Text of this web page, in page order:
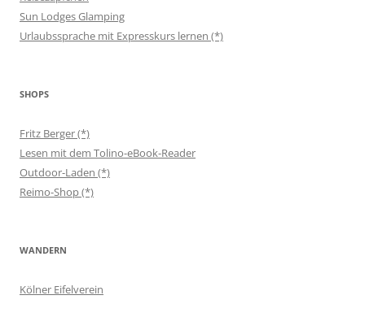
Sun Lodges Glamping
Urlaubssprache mit Expresskurs lernen (*)
SHOPS
Fritz Berger (*)
Lesen mit dem Tolino-eBook-Reader
Outdoor-Laden (*)
Reimo-Shop (*)
WANDERN
Kölner Eifelverein